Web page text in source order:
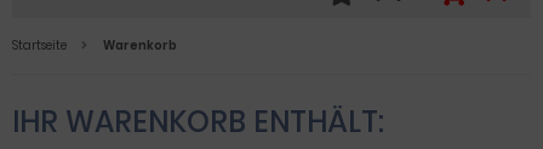
Startseite Warenkorb
IHR WARENKORB ENTHÄLT: